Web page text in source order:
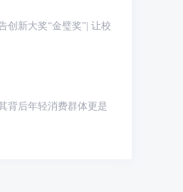
创新大奖“金璧奖”| 让校
背后年轻消费群体更是